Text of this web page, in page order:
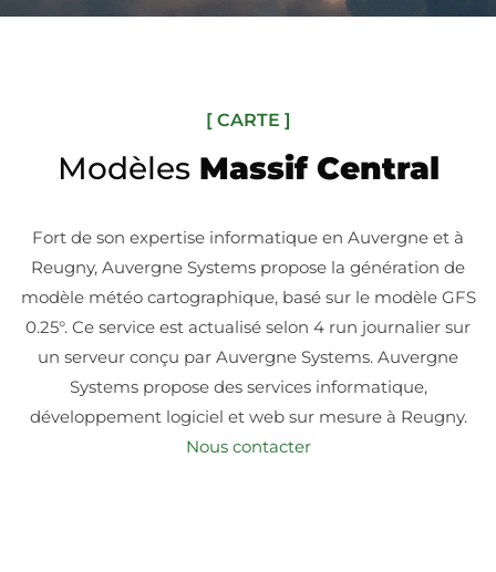
[ CARTE ]
Modèles Massif Central
Fort de son expertise informatique en Auvergne et à
Reugny, Auvergne Systems propose la génération de
modèle météo cartographique, basé sur le modèle GFS
0.25°. Ce service est actualisé selon 4 run journalier sur
un serveur conçu par Auvergne Systems. Auvergne
Systems propose des services informatique,
développement logiciel et web sur mesure à Reugny.
Nous contacter